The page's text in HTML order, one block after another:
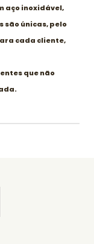
aço inoxidável,
são únicas, pelo
cada cliente,
que não